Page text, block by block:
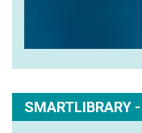
SMARTLIBRARY